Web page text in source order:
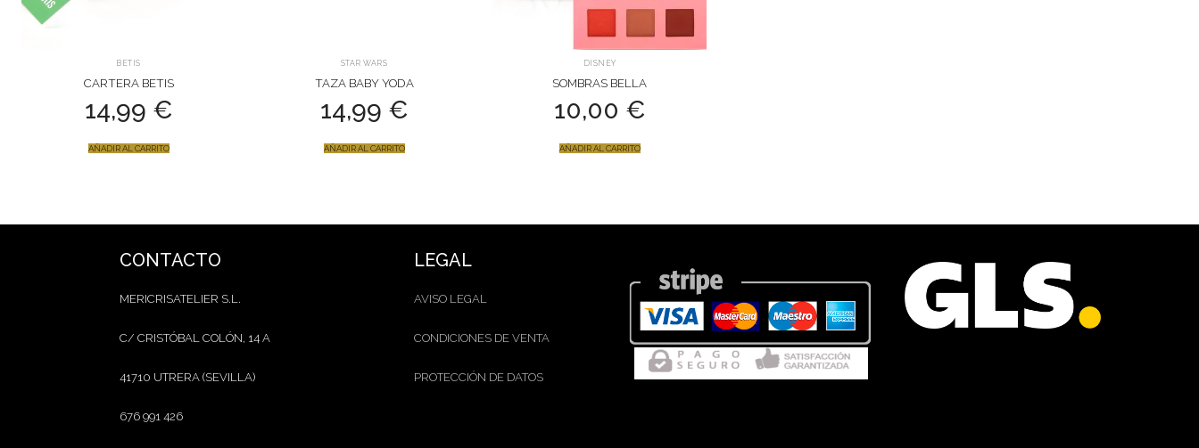
BETIS
CARTERA BETIS
14,99 €
AÑADIR AL CARRITO
STAR WARS
TAZA BABY YODA
14,99 €
AÑADIR AL CARRITO
DISNEY
SOMBRAS BELLA
10,00 €
AÑADIR AL CARRITO
CONTACTO
MERICRISATELIER S.L.
C/ CRISTÓBAL COLÓN, 14 A
41710 UTRERA (SEVILLA)
676 991 426
LEGAL
AVISO LEGAL
CONDICIONES DE VENTA
PROTECCIÓN DE DATOS